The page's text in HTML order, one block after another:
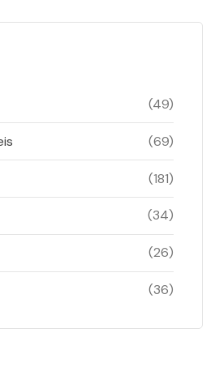
(49)
(69)
(181)
(34)
(26)
(36)